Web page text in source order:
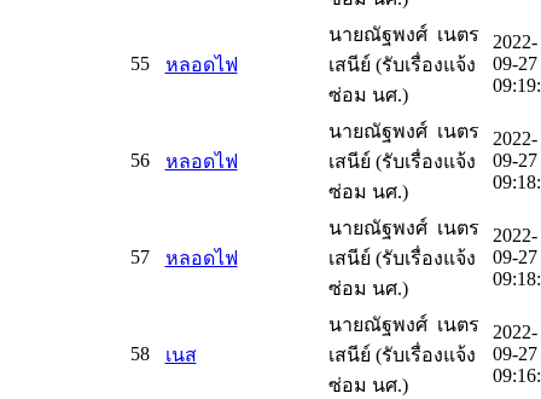
55 หลอดไฟ
นายณัฐพงศ์ เนตร
เสนีย์ (รับเรื่องแจ้ง
ซ่อม นศ.)
2022-
09-27
56 หลอดไฟ
นายณัฐพงศ์ เนตร
เสนีย์ (รับเรื่องแจ้ง
ซ่อม นศ.)
2022-
09-27
57 หลอดไฟ
นายณัฐพงศ์ เนตร
เสนีย์ (รับเรื่องแจ้ง
ซ่อม นศ.)
2022-
09-27
58 เนส
นายณัฐพงศ์ เนตร
เสนีย์ (รับเรื่องแจ้ง
ซ่อม นศ.)
2022-
09-27